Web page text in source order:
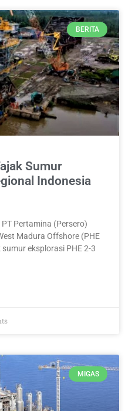
BERITA
Sumur
Indonesia
Pertamina (Persero)
Madura Offshore (PHE
eksplorasi PHE 2-3
MIGAS